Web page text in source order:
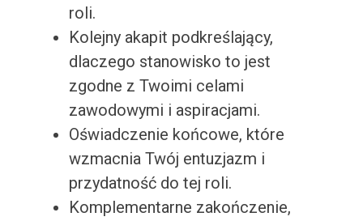
roli.
Kolejny akapit podkreślający,
dlaczego stanowisko to jest
zgodne z Twoimi celami
zawodowymi i aspiracjami.
Oświadczenie końcowe, które
wzmacnia Twój entuzjazm i
przydatność do tej roli.
Komplementarne zakończenie,